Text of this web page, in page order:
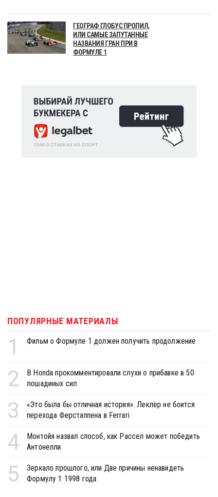
ГЕОГРАФ ГЛОБУС ПРОПИЛ,
ИЛИ САМЫЕ ЗАПУТАННЫЕ
НАЗВАНИЯ ГРАН ПРИ В
ФОРМУЛЕ 1
ПОПУЛЯРНЫЕ МАТЕРИАЛЫ
1 Фильм о Формуле 1 должен получить продолжение
2
В Honda прокомментировали слухи о прибавке в 50
лошадиных сил
3
«Это была бы отличная история». Леклер не боится
перехода Ферстаппена в Ferrari
4
Монтойя назвал способ, как Рассел может победить
Антонелли
5
Зеркало прошлого, или Две причины ненавидеть
Формулу 1 1998 года